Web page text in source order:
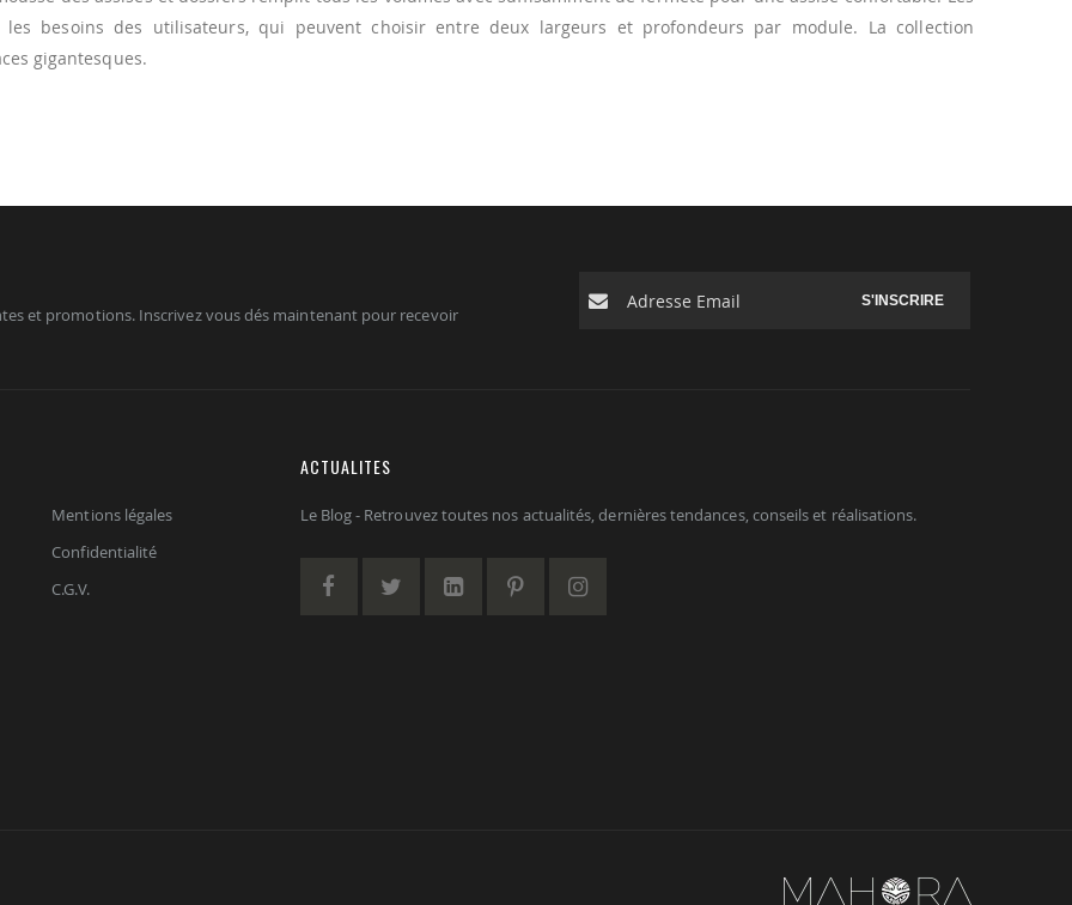
besoins des utilisateurs, qui peuvent choisir entre deux largeurs et profondeurs par module. La collection
gigantesques.
et promotions. Inscrivez vous dés maintenant pour recevoir
S'INSCRIRE
Mentions légales
Confidentialité
C.G.V.
ACTUALITES
Le Blog - Retrouvez toutes nos actualités, dernières tendances, conseils et réalisations.